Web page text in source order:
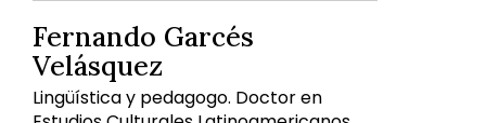
Fernando Garcés
Velásquez
Lingüística y pedagogo. Doctor en